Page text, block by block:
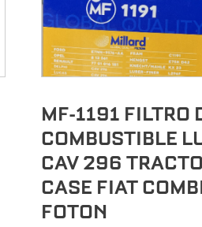
MF-1191 FILTRO
COMBUSTIBLE
CAV 296
CASE FIAT
FOTON